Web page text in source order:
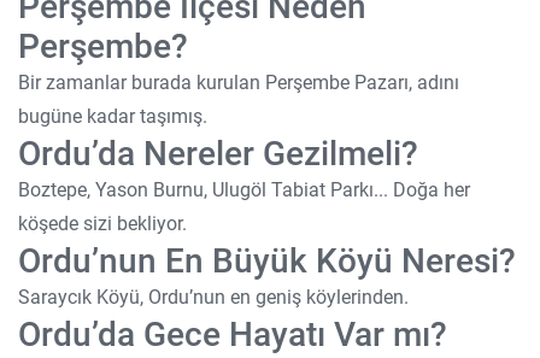
Perşembe?
Bir zamanlar burada kurulan Perşembe Pazarı, adını
bugüne kadar taşımış.
Ordu’da Nereler Gezilmeli?
Boztepe, Yason Burnu, Ulugöl Tabiat Parkı... Doğa her
köşede sizi bekliyor.
Ordu’nun En Büyük Köyü Neresi?
Saraycık Köyü, Ordu’nun en geniş köylerinden.
Ordu’da Gece Hayatı Var mı?